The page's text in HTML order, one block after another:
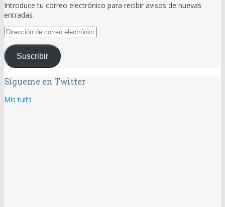
Introduce tu correo electrónico para recibir avisos de nuevas
entradas.
Dirección
correo
electrónico
Suscribir
Sígueme en Twitter
Mis tuits